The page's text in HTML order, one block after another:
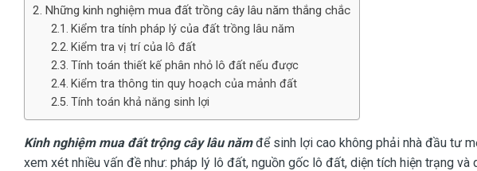
Những kinh nghiệm mua đất trồng cây lâu năm thắng chắc
Kiểm tra tính pháp lý của đất trồng lâu năm
Kiểm tra vị trí của lô đất
Tính toán thiết kế phân nhỏ lô đất nếu được
Kiểm tra thông tin quy hoạch của mảnh đất
Tính toán khả năng sinh lợi
Kinh nghiệm mua đất trộng cây lâu nămđể sinh lợi cao không phải nhà đầu tư
xem xét nhiều vấn đề như: pháp lý lô đất, nguồn gốc lô đất, diện tích hiện trạng